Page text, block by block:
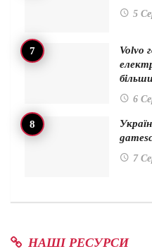
5
Volvo
6
7
НАШІ РЕСУРСИ